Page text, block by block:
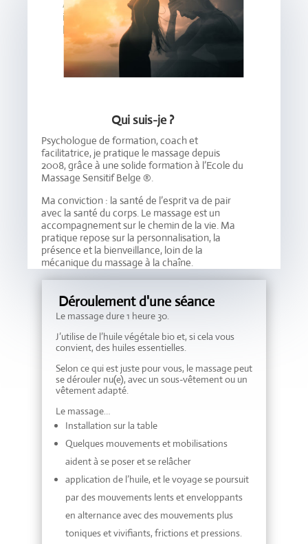
Autre résultat : une diminution
importante de la sécrétion de cortisol,
l’hormone du stress.
Qui suis-je ?
Psychologue de formation, coach et
facilitatrice, je pratique le massage depuis
2008, grâce à une solide formation à l’Ecole du
Massage Sensitif Belge ®.
Ma conviction : la santé de l’esprit va de pair
avec la santé du corps. Le massage est un
accompagnement sur le chemin de la vie. Ma
pratique repose sur la personnalisation, la
présence et la bienveillance, loin de la
mécanique du massage à la chaîne.
Déroulement d'une séance
Le massage dure 1 heure 30.
J’utilise de l’huile végétale bio et, si cela vous
convient, des huiles essentielles.
Selon ce qui est juste pour vous, le massage peut
se dérouler nu(e), avec un sous-vêtement ou un
vêtement adapté.
Le massage…
Installation sur la table
Quelques mouvements et mobilisations
aident à se poser et se relâcher
application de l’huile, et le voyage se poursuit
par des mouvements lents et enveloppants
en alternance avec des mouvements plus
toniques et vivifiants, frictions et pressions.